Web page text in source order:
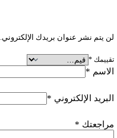
لن يتم نشر عنوان بريدك الإلكتروني.
تقييمك *
الاسم *
البريد الإلكتروني *
مراجعتك *